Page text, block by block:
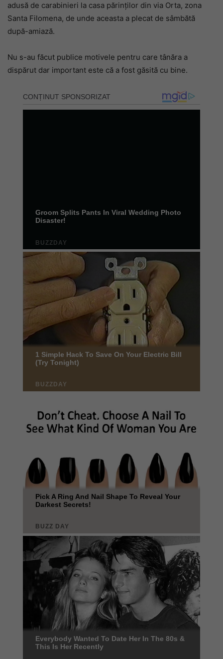
adusă de carabinieri la casa părinților din via Orta, zona
Santa Filomena, de unde aceasta a plecat de sâmbătă
după-amiază.
Nu s-au făcut publice motivele pentru care tânăra a
dispărut dar important este că a fost găsită cu bine.